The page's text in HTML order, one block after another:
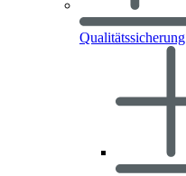
Qualitätssicherung